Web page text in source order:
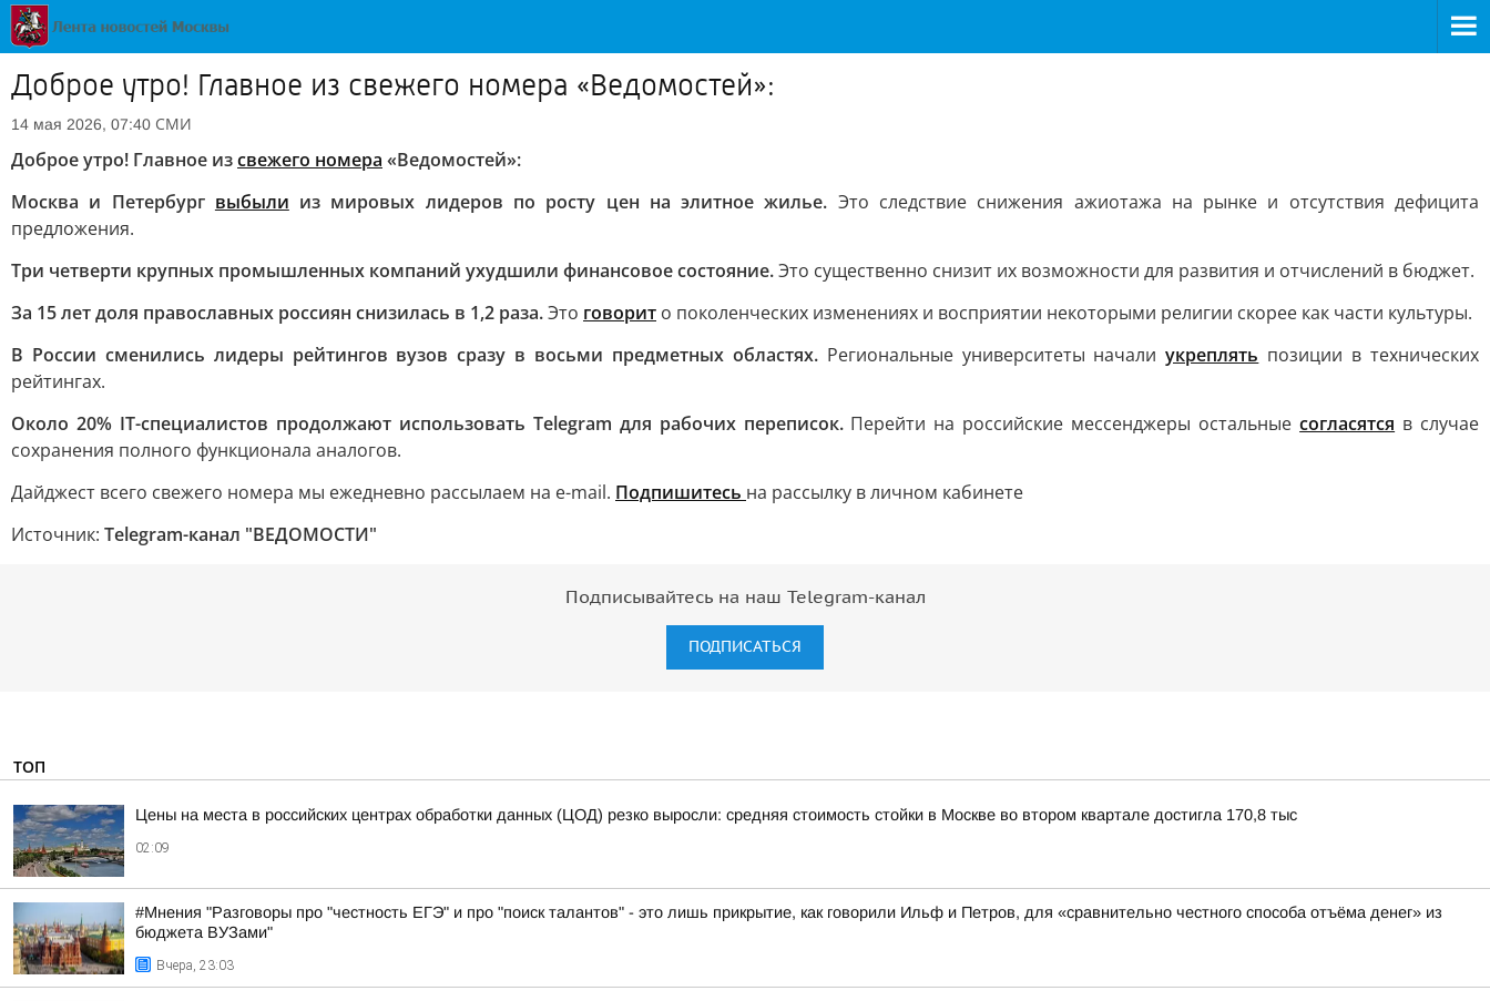
Доброе утро! Главное из свежего номера «Ведомостей»:
14 мая 2026, 07:40 СМИ
Доброе утро! Главное изсвежего номера «Ведомостей»:
Москва и Петербург выбыли из мировых лидеров по росту цен на элитное жилье. Это следствие снижения ажиотажа на рынке и отсутствия дефицита
предложения.
Три четверти крупных промышленных компаний ухудшили финансовое состояние.Это существенно снизит их возможности для развития и отчислений в бюджет.
За 15 лет доля православных россиян снизилась в 1,2 раза.Это говорит о поколенческих изменениях и восприятии некоторыми религии скорее как части культуры.
В России сменились лидеры рейтингов вузов сразу в восьми предметных областях.Региональные университеты началиукреплять позиции в технических
рейтингах.
Около 20% IT-специалистов продолжают использовать Telegram для рабочих переписок.Перейти на российские мессенджеры остальныесогласятся в случае
сохранения полного функционала аналогов.
Дайджест всего cвежего номера мы ежедневно рассылаем на e-mail. Подпишитесь на рассылку в личном кабинете
Источник: Telegram-канал "ВЕДОМОСТИ"
Подписывайтесь на наш Telegram-канал
ПОДПИСАТЬСЯ
ТОП
Цены на места в российских центрах обработки данных (ЦОД) резко выросли: средняя стоимость стойки в Москве во втором квартале достигла 170,8 тыс
02:09
#Мнения "Разговоры про "честность ЕГЭ" и про "поиск талантов" - это лишь прикрытие, как говорили Ильф и Петров, для «сравнительно честного способа отъёма денег» из
бюджета ВУЗами"
Вчера, 23:03